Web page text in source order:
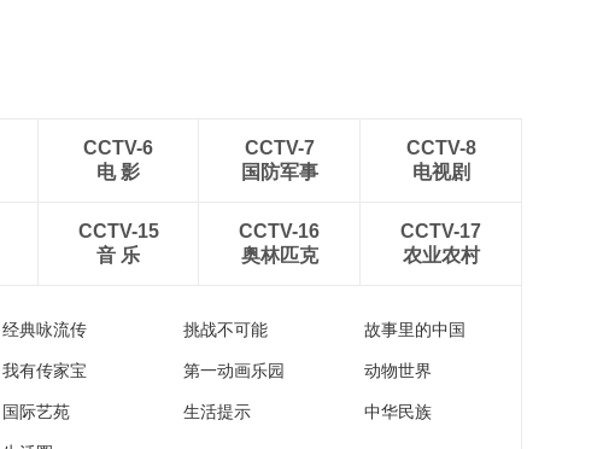
CCTV-6
电 影
CCTV-7
国防军事
CCTV-8
电视剧
CCTV-15
音 乐
CCTV-16
奥林匹克
CCTV-17
农业农村
经典咏流传 挑战不可能 故事里的中国
我有传家宝 第一动画乐园 动物世界
国际艺苑 生活提示 中华民族